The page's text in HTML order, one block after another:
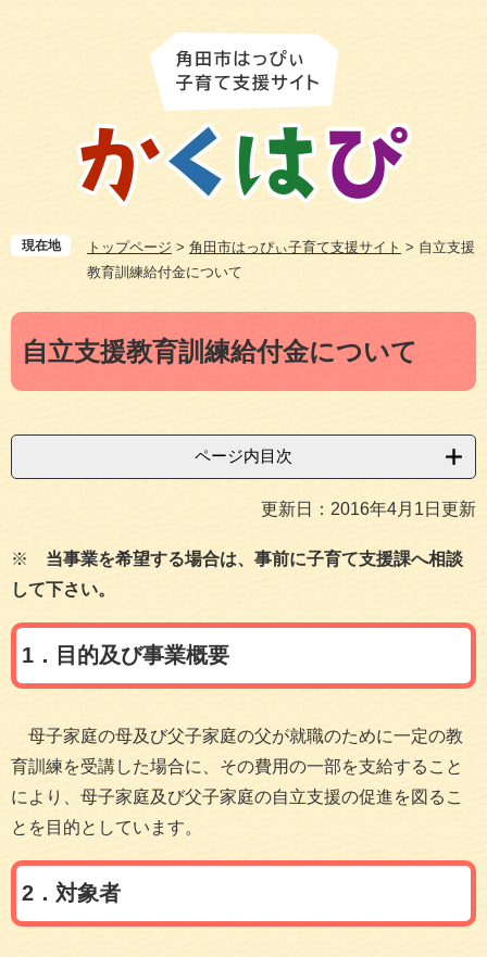
現在地 トップページ > 角田市はっぴぃ子育て支援サイト > 自立支援
教育訓練給付金について
本
自立支援教育訓練給付金について
ページ内目次
更新日：2016年4月1日更新
※ 当事業を希望する場合は、事前に子育て支援課へ相談
して下さい。
1．目的及び事業概要
母子家庭の母及び父子家庭の父が就職のために一定の教
育訓練を受講した場合に、その費用の一部を支給すること
により、母子家庭及び父子家庭の自立支援の促進を図るこ
とを目的としています。
2．対象者